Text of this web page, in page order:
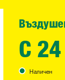
C
Наличен